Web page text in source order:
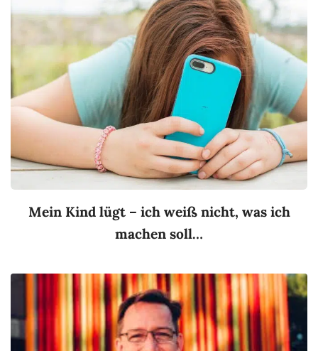
Mein Kind lügt – ich weiß nicht, was ich
machen soll…